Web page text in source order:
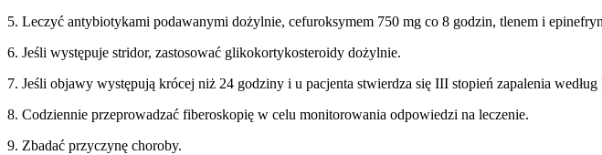
5. Leczyć antybiotykami podawanymi dożylnie, cefuroksymem 750 mg co 8 godzin, tlenem i
6. Jeśli występuje stridor, zastosować glikokortykosteroidy dożylnie.
7. Jeśli objawy występują krócej niż 24 godziny i u pacjenta stwierdza się III stopień zapalenia według
8. Codziennie przeprowadzać fiberoskopię w celu monitorowania odpowiedzi na leczenie.
9. Zbadać przyczynę choroby.